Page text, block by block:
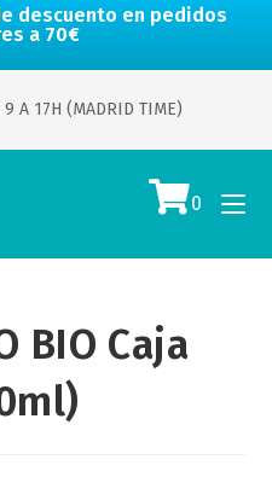
descuento en pedidos
a 70€
A 17H (MADRID TIME)
0
BIO Caja